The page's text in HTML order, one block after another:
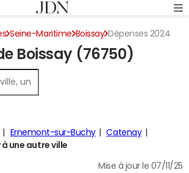
Seine-Maritime Boissay Dépenses 2024
Boissay (76750)
Ernemont-sur-Buchy
Catenay
une autre ville
Mise à jour le 07/11/25